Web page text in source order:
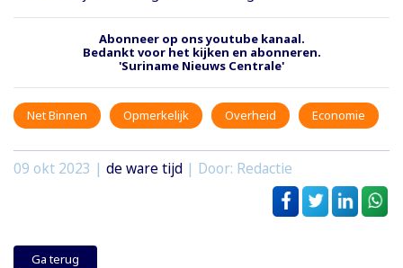
Abonneer op ons youtube kanaal.
Bedankt voor het kijken en abonneren.
'Suriname Nieuws Centrale'
Net Binnen Opmerkelijk Overheid Economie
09 okt 2023 | de ware tijd | Door: Redactie
Ga terug